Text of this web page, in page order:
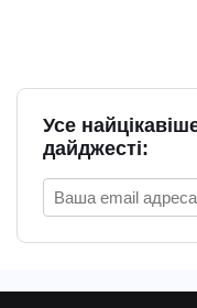
Усе
дайджесті: